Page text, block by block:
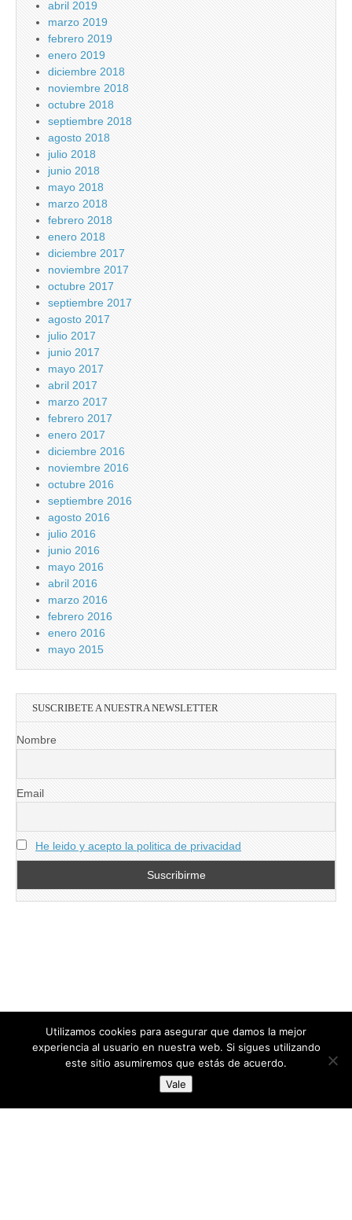
abril 2019
marzo 2019
febrero 2019
enero 2019
diciembre 2018
noviembre 2018
octubre 2018
septiembre 2018
agosto 2018
julio 2018
junio 2018
mayo 2018
marzo 2018
febrero 2018
enero 2018
diciembre 2017
noviembre 2017
octubre 2017
septiembre 2017
agosto 2017
julio 2017
junio 2017
mayo 2017
abril 2017
marzo 2017
febrero 2017
enero 2017
diciembre 2016
noviembre 2016
octubre 2016
septiembre 2016
agosto 2016
julio 2016
junio 2016
mayo 2016
abril 2016
marzo 2016
febrero 2016
enero 2016
mayo 2015
SUSCRIBETE A NUESTRA NEWSLETTER
Nombre
Email
He leido y acepto la politica de privacidad
directoresdeseguridad.es
Diseñado por Centro Andaluz de Estudios y Entrenamiento
Utilizamos cookies para asegurar que damos la mejor
experiencia al usuario en nuestra web. Si sigues utilizando
este sitio asumiremos que estás de acuerdo.
Vale